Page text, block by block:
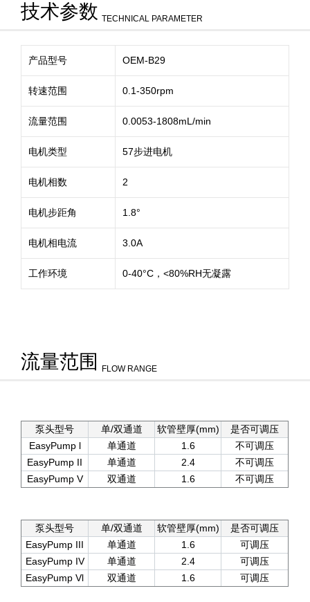
技术参数 TECHNICAL PARAMETER
产品型号 OEM-B29
转速范围 0.1-350rpm
流量范围 0.0053-1808mL/min
电机类型 57步进电机
电机相数 2
电机步距角 1.8°
电机相电流 3.0A
工作环境 0-40°C，<80%RH无凝露
流量范围 FLOW RANGE
泵头型号 单/双通道 软管壁厚(mm)
是否可调压
EasyPump l
单通道 1.6
不可调压
EasyPump II
单通道 2.4
不可调压
EasyPump V
双通道 1.6 不可调压
泵头型号 单/双通道 软管壁厚(mm)
是否可调压
EasyPump III
单通道 1.6
可调压
EasyPump IV
单通道 2.4
可调压
EasyPump Vl
双通道 1.6 可调压